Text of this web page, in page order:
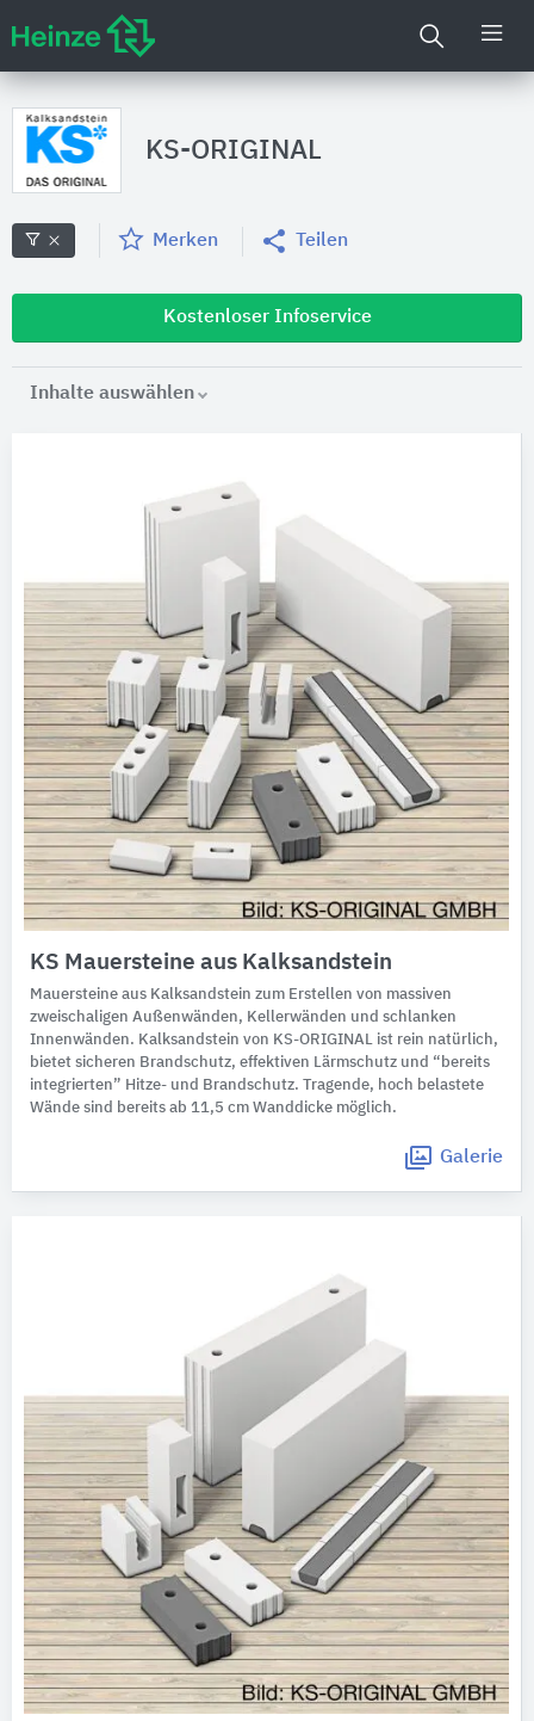
KS-ORIGINAL
Merken Teilen
Kostenloser Infoservice
Inhalte auswählen
KS Mauersteine aus Kalksandstein
Mauersteine aus Kalksandstein zum Erstellen von massiven
zweischaligen Außenwänden, Kellerwänden und schlanken
Innenwänden. Kalksandstein von KS-ORIGINAL ist rein natürlich,
bietet sicheren Brandschutz, effektiven Lärmschutz und “bereits
integrierten” Hitze- und Brandschutz. Tragende, hoch belastete
Wände sind bereits ab 11,5 cm Wanddicke möglich.
Galerie